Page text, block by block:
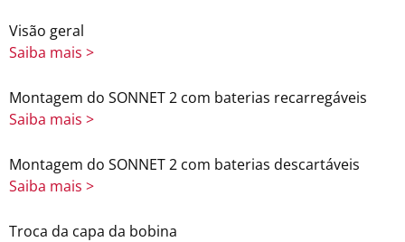
Visão geral
Saiba mais >
Montagem do SONNET 2 com baterias recarregáveis
Saiba mais >
Montagem do SONNET 2 com baterias descartáveis
Saiba mais >
Troca da capa da bobina